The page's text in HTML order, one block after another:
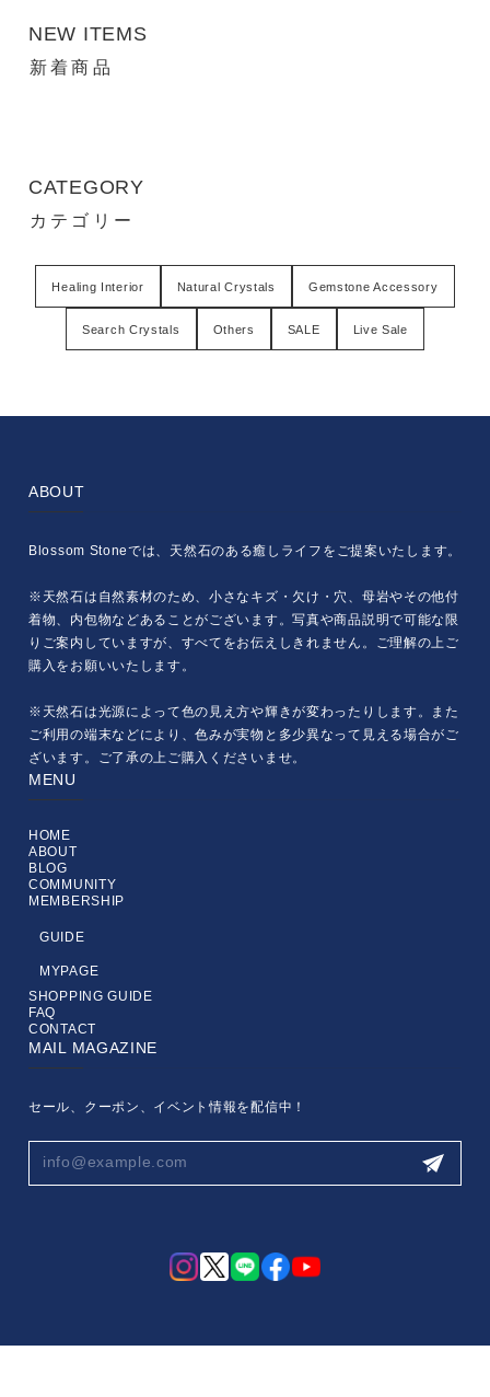
NEW ITEMS
新着商品
CATEGORY
カテゴリー
Healing Interior Natural Crystals Gemstone Accessory
Search Crystals Others SALE Live Sale
ABOUT
Blossom Stoneでは、天然石のある癒しライフをご提案いたします。
※天然石は自然素材のため、小さなキズ・欠け・穴、母岩やその他付
着物、内包物などあることがございます。写真や商品説明で可能な限
りご案内していますが、すべてをお伝えしきれません。ご理解の上ご
購入をお願いいたします。
※天然石は光源によって色の見え方や輝きが変わったりします。また
ご利用の端末などにより、色みが実物と多少異なって見える場合がご
ざいます。ご了承の上ご購入くださいませ。
MENU
HOME
ABOUT
BLOG
COMMUNITY
MEMBERSHIP
GUIDE
MYPAGE
SHOPPING GUIDE
FAQ
CONTACT
MAIL MAGAZINE
セール、クーポン、イベント情報を配信中！